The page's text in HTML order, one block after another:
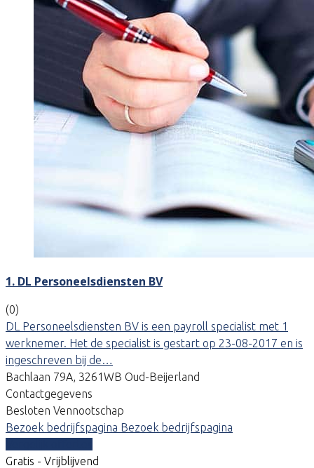
1. DL Personeelsdiensten BV
(0)
DL Personeelsdiensten BV is een payroll specialist met 1
werknemer. Het de specialist is gestart op 23-08-2017 en is
ingeschreven bij de…
Bachlaan 79A, 3261WB Oud-Beijerland
Contactgegevens
Besloten Vennootschap
Bezoek bedrijfspagina Bezoek bedrijfspagina
Gratis - Vrijblijvend